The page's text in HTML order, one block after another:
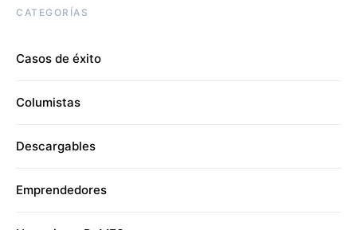
CATEGORÍAS
Casos de éxito
Columistas
Descargables
Emprendedores